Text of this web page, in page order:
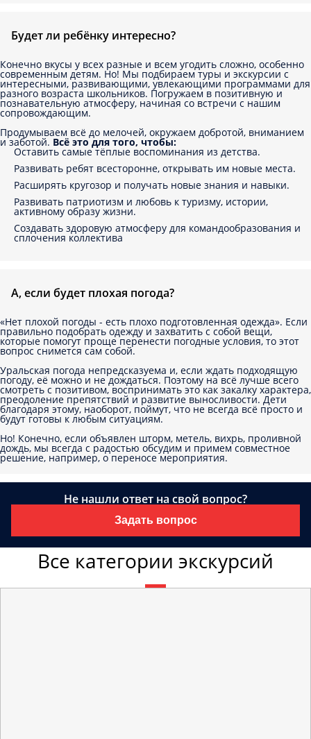
Будет ли ребёнку интересно?
Конечно вкусы у всех разные и всем угодить сложно, особенно
современным детям. Но! Мы подбираем туры и экскурсии с
интересными, развивающими, увлекающими программами для
разного возраста школьников. Погружаем в позитивную и
познавательную атмосферу, начиная со встречи с нашим
сопровождающим.
Продумываем всё до мелочей, окружаем добротой, вниманием
и заботой. Всё это для того, чтобы:
Оставить самые тёплые воспоминания из детства.
Развивать ребят всесторонне, открывать им новые места.
Расширять кругозор и получать новые знания и навыки.
Развивать патриотизм и любовь к туризму, истории,
активному образу жизни.
Создавать здоровую атмосферу для командообразования и
сплочения коллектива
А, если будет плохая погода?
«Нет плохой погоды - есть плохо подготовленная одежда». Если
правильно подобрать одежду и захватить с собой вещи,
которые помогут проще перенести погодные условия, то этот
вопрос снимется сам собой.
Уральская погода непредсказуема и, если ждать подходящую
погоду, её можно и не дождаться. Поэтому на всё лучше всего
смотреть с позитивом, воспринимать это как закалку характера,
преодоление препятствий и развитие выносливости. Дети
благодаря этому, наоборот, поймут, что не всегда всё просто и
будут готовы к любым ситуациям.
Но! Конечно, если объявлен шторм, метель, вихрь, проливной
дождь, мы всегда с радостью обсудим и примем совместное
решение, например, о переносе мероприятия.
Не нашли ответ на свой вопрос?
Задать вопрос
Все категории экскурсий